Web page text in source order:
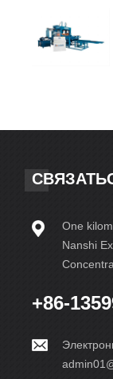
One
Nanshi
+86-